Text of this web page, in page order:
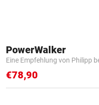
PowerWalker
Eine Empfehlung von Philipp
€78,90